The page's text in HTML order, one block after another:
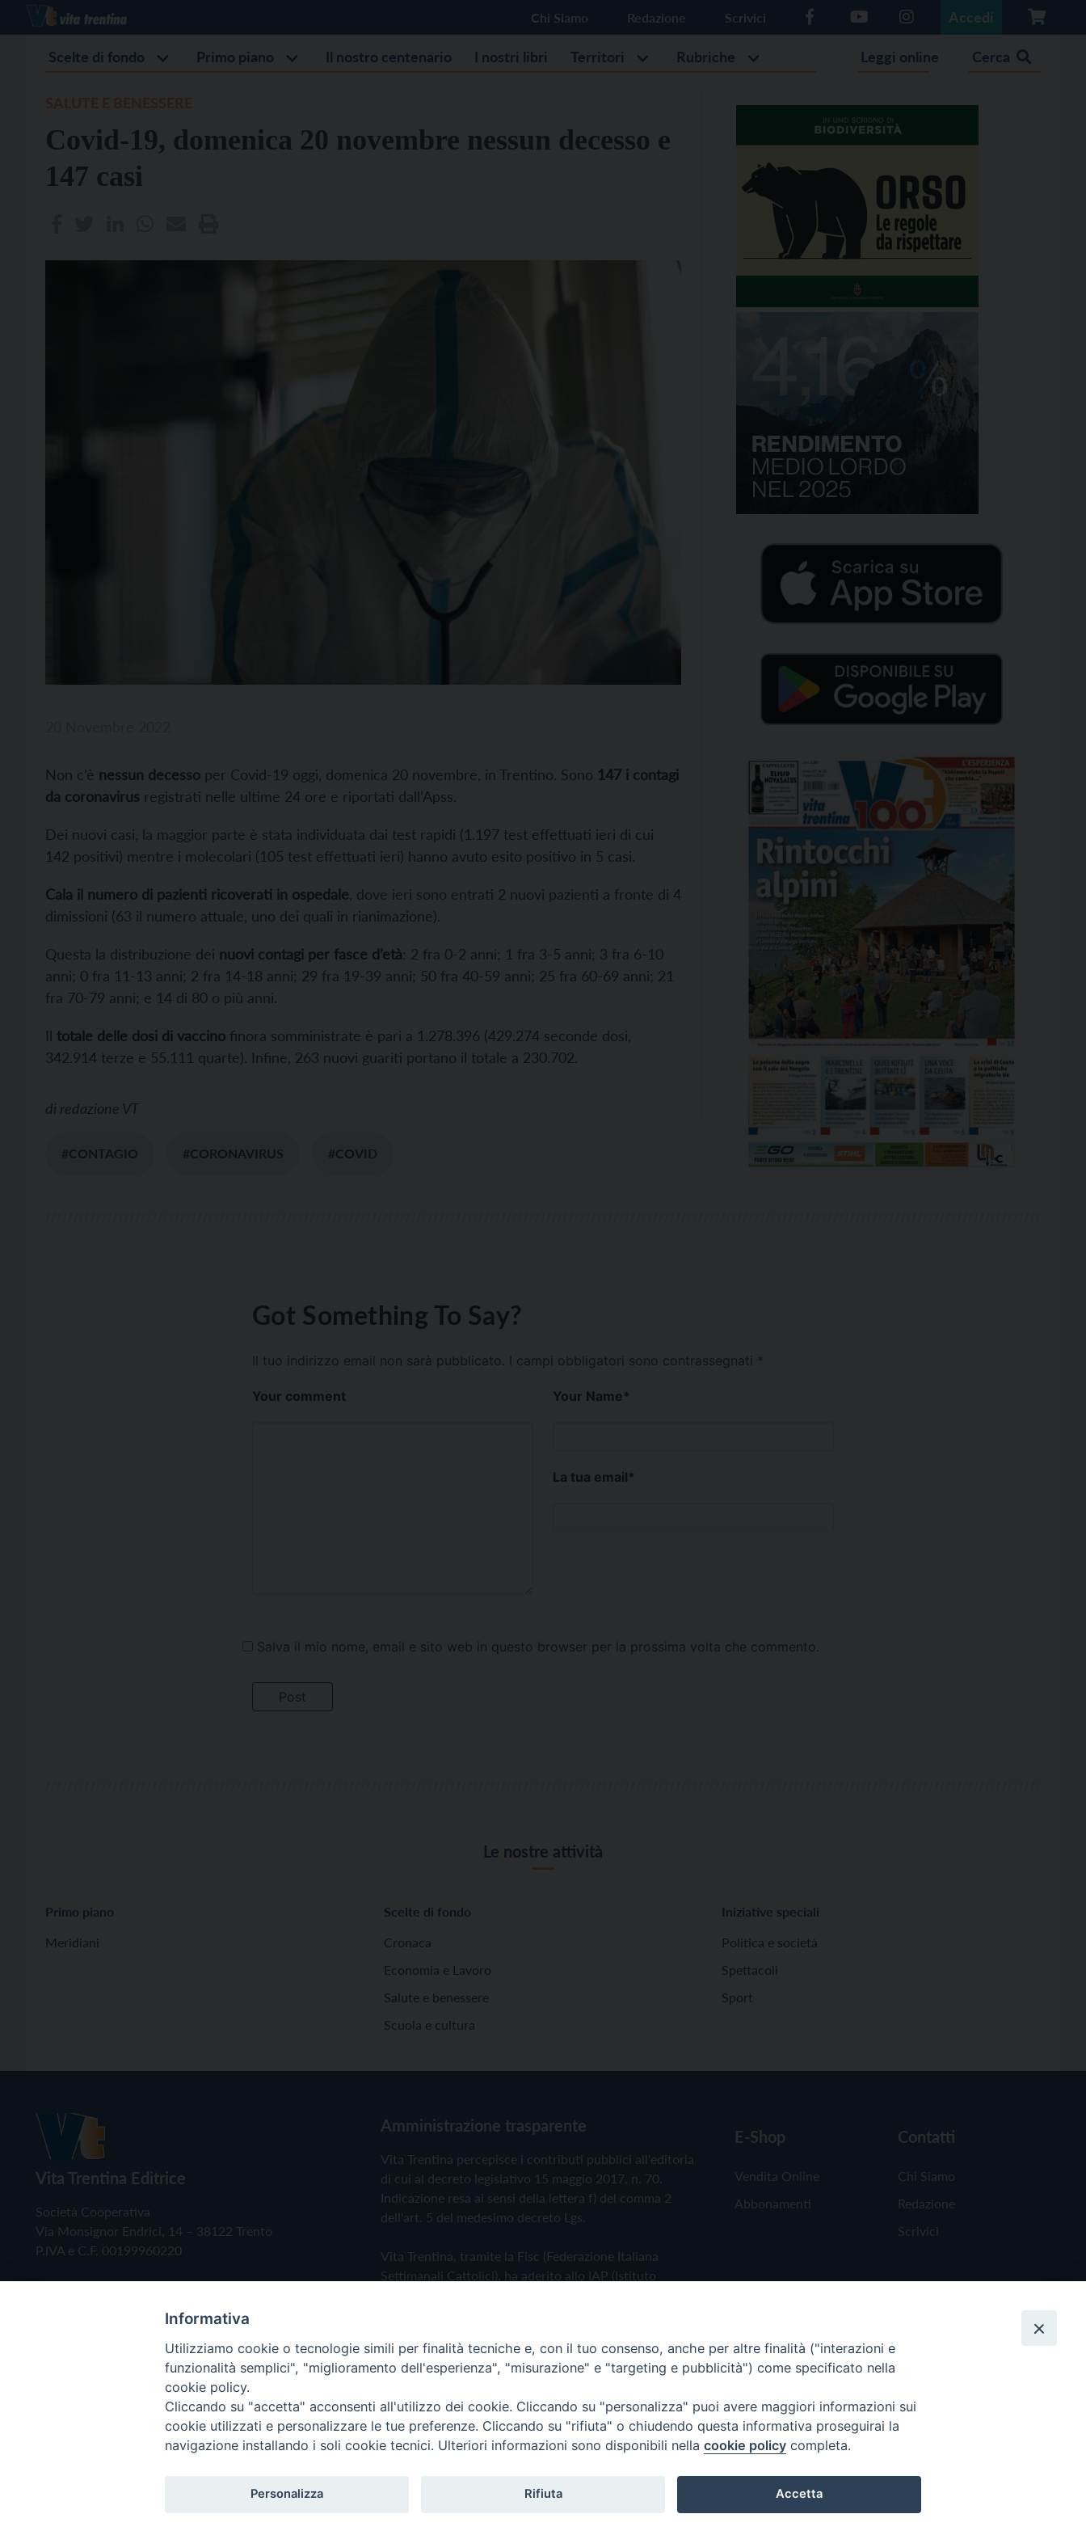
Chi Siamo Redazione Scrivici Accedi
Scelte di fondo Primo piano Il nostro centenario I nostri libri Territori Rubriche Leggi online Cerca
Covid-19, domenica 20 novembre nessun decesso e
147 casi
Non c’è nessun decesso per Covid-19 oggi, domenica 20 novembre, in Trentino. Sono 147 i contagi
da coronavirus registrati nelle ultime 24 ore e riportati dall’Apss.
Dei nuovi casi, la maggior parte è stata individuata dai test rapidi (1.197 test effettuati ieri di cui
142 positivi) mentre i molecolari (105 test effettuati ieri) hanno avuto esito positivo in 5 casi.
Cala il numero di pazienti ricoverati in ospedale , dove ieri sono entrati 2 nuovi pazienti a fronte di 4
dimissioni (63 il numero attuale, uno dei quali in rianimazione).
Questa la distribuzione dei nuovi contagi per fasce d’età: 2 fra 0-2 anni; 1 fra 3-5 anni; 3 fra 6-10
anni; 0 fra 11-13 anni; 2 fra 14-18 anni; 29 fra 19-39 anni; 50 fra 40-59 anni; 25 fra 60-69 anni; 21
fra 70-79 anni; e 14 di 80 o più anni.
Il totale delle dosi di vaccino finora somministrate è pari a 1.278.396 (429.274 seconde dosi,
342.914 terze e 55.111 quarte). Infine, 263 nuovi guariti portano il totale a 230.702.
di redazione VT
#CONTAGIO #CORONAVIRUS #COVID
Got Something To Say?
Il tuo indirizzo email non sarà pubblicato. I campi obbligatori sono contrassegnati *
Your comment Your Name*
La tua email*
Salva il mio nome, email e sito web in questo browser per la prossima volta che commento.
Le nostre attività
Primo piano
Meridiani
Scelte di fondo
Cronaca
Economia e Lavoro
Salute e benessere
Scuola e cultura
Iniziative speciali
Politica e società
Spettacoli
Sport
Vita Trentina Editrice
Società Cooperativa
Via Monsignor Endrici, 14 – 38122 Trento
P.IVA e C.F. 00199960220
Amministrazione trasparente
Vita Trentina percepisce i contributi pubblici all'editoria
di cui al decreto legislativo 15 maggio 2017, n. 70.
Indicazione resa ai sensi della lettera f) del comma 2
dell'art. 5 del medesimo decreto Lgs.
Vita Trentina, tramite la Fisc (Federazione Italiana
Settimanali Cattolici), ha aderito allo IAP (Istituto
Privacy Policy Cookie Policy
E-Shop
Vendita Online
Abbonamenti
Contatti
Chi Siamo
Redazione
Scrivici
Copyright © 2019 - Tutti i diritti riservati - Vita Trentina Editrice
Informativa
Utilizziamo cookie o tecnologie simili per finalità tecniche e, con il tuo consenso, anche per altre finalità ("interazioni e
funzionalità semplici", "miglioramento dell'esperienza", "misurazione" e "targeting e pubblicità") come specificato nella
cookie policy.
Cliccando su "accetta" acconsenti all'utilizzo dei cookie. Cliccando su "personalizza" puoi avere maggiori informazioni sui
cookie utilizzati e personalizzare le tue preferenze. Cliccando su "rifiuta" o chiudendo questa informativa proseguirai la
navigazione installando i soli cookie tecnici. Ulteriori informazioni sono disponibili nella cookie policy completa.
Personalizza Rifiuta Accetta